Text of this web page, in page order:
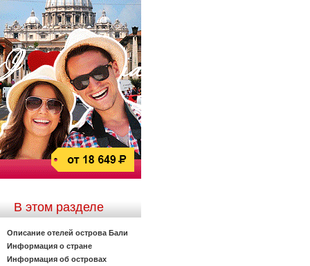
В этом разделе
Описание отелей острова Бали
Информация о стране
Информация об островах